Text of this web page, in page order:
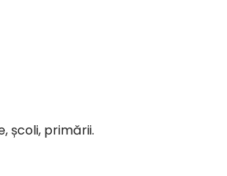
școli, primării.